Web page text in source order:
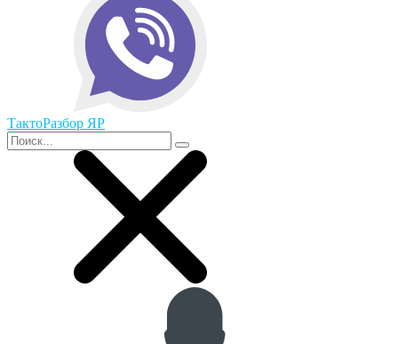
ТактоРазбор ЯР